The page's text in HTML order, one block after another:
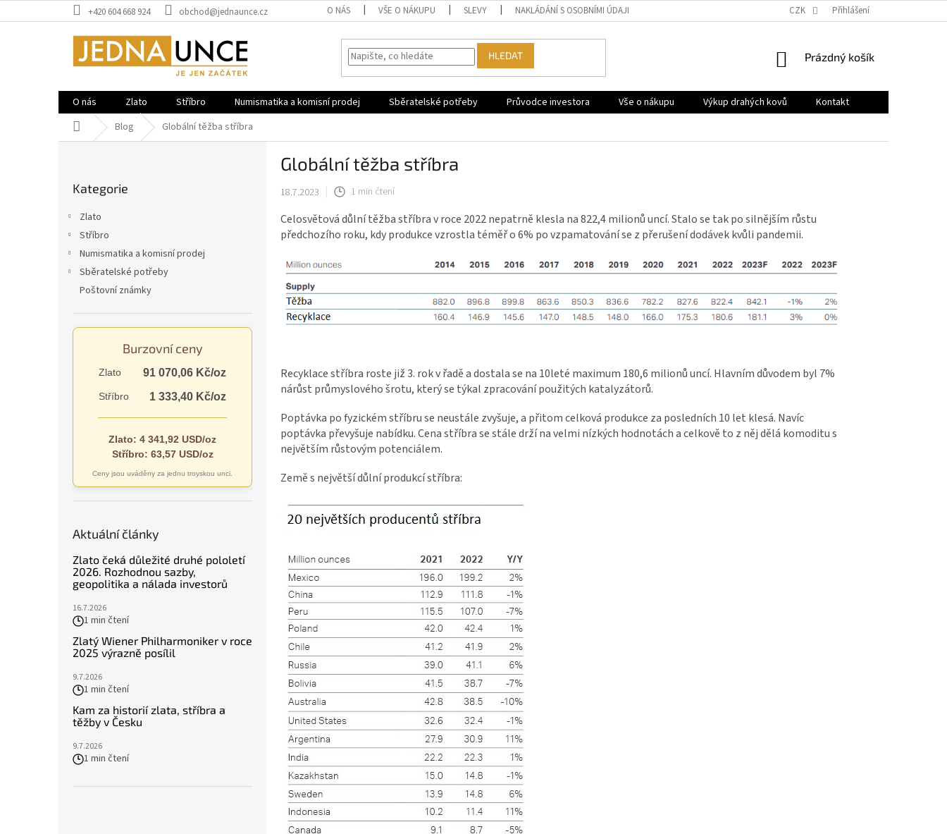
na
+420 604 668 924 obchod@jednaunce.cz O NÁS VŠE O NÁKUPU SLEVY NAKLÁDÁNÍ S OSOBNÍMI ÚDAJI PRODÁVANÉ ZNAČKY
CZK Přihlášení
HLEDAT
NÁKUPNÍ
Prázdný košík
O nás Zlato Stříbro Numismatika a komisní prodej Sběratelské potřeby Průvodce investora Vše o nákupu Výkup drahých kovů
Kontakt
Domů Blog Globální těžba stříbra
kategorie
Kategorie
Zlato
Stříbro
Numismatika a komisní prodej
Sběratelské potřeby
Poštovní známky
Burzovní ceny
Zlato 91 070,06 Kč/oz
Stříbro 1 333,40 Kč/oz
Zlato: 4 341,92 USD/oz
Stříbro: 63,57 USD/oz
Ceny jsou uváděny za jednu troyskou unci.
Aktuální články
Zlato čeká důležité druhé pololetí
2026. Rozhodnou sazby,
geopolitika a nálada investorů
16.7.2026
1 min čtení
Zlatý Wiener Philharmoniker v roce
2025 výrazně posílil
9.7.2026
1 min čtení
Kam za historií zlata, stříbra a
těžby v Česku
9.7.2026
1 min čtení
Globální těžba stříbra
18.7.2023 1 min čtení
Celosvětová důlní těžba stříbra v roce 2022 nepatrně klesla na 822,4 milionů uncí. Stalo se tak po silnějším růstu
předchozího roku, kdy produkce vzrostla téměř o 6% po vzpamatování se z přerušení dodávek kvůli pandemii.
Recyklace stříbra roste již 3. rok v řadě a dostala se na 10leté maximum 180,6 milionů uncí. Hlavním důvodem byl 7%
nárůst průmyslového šrotu, který se týkal zpracování použitých katalyzátorů.
Poptávka po fyzickém stříbru se neustále zvyšuje, a přitom celková produkce za posledních 10 let klesá. Navíc
poptávka převyšuje nabídku. Cena stříbra se stále drží na velmi nízkých hodnotách a celkově to z něj dělá komoditu s
největším růstovým potenciálem.
Země s největší důlní produkcí stříbra: